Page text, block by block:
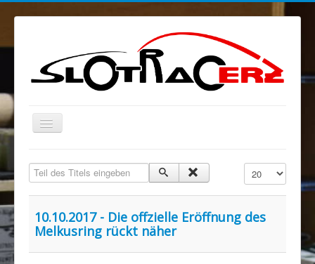
Navigation
an/aus
MELKUSRING
Verein
Sponsoren/Förderer
Teil des Titels eingeben Anzeige #
10.10.2017 - Die offzielle Eröffnung des
Melkusring rückt näher